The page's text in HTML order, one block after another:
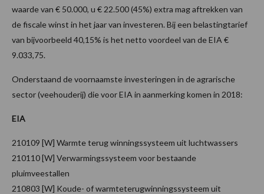
waarde van € 50.000, u € 22.500 (45%) extra mag aftrekken van
de fiscale winst in het jaar van investeren. Bij een belastingtarief
van bijvoorbeeld 40,15% is het netto voordeel van de EIA €
9.033,75.
Onderstaand de voornaamste investeringen in de agrarische
sector (veehouderij) die voor EIA in aanmerking komen in 2018:
EIA
210109 [W] Warmte terug winningssysteem uit luchtwassers
210110 [W] Verwarmingssysteem voor bestaande
pluimveestallen
210803 [W] Koude- of warmteterugwinningssysteem uit